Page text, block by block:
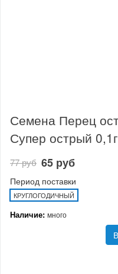
Семена Перец
Супер острый
77 руб 65 руб
Период поставки
КРУГЛОГОДИЧНЫЙ
Наличие: много